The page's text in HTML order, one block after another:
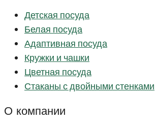
Детская посуда
Белая посуда
Адаптивная посуда
Кружки и чашки
Цветная посуда
Стаканы с двойными стенками
О компании